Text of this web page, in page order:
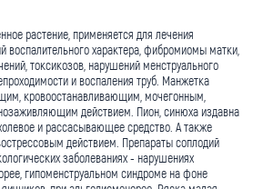
растение, применя­ется для лечения
воспали­тельного характера, фибромиомы матки,
токсикозов, нарушений менструального
и воспаления труб. Манжетка
кровоос­танавливающим, мочегонным,
действием. Пион, синюха издавна
и рассасывающее средство. А также
действием. Препараты соплодий
заболеваниях - нарушениях
гипоменструальном синдроме на фоне